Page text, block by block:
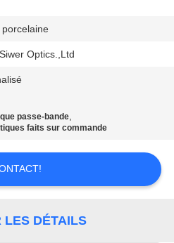
Optics.,Ltd
passe-bande,
faits sur commande
LES DÉTAILS